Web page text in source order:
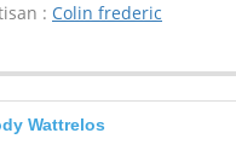
: Colin frederic
Wattrelos